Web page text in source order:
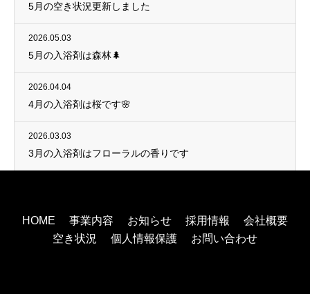
5月の空き状況更新しました
2026.05.03
5月の入浴剤は森林🌲
2026.04.04
4月の入浴剤は桜です🌸
2026.03.03
3月の入浴剤はフローラルの香りです
HOME 事業内容 お知らせ 採用情報
会社概要
空き状況
個人情報保護 お問い合わせ